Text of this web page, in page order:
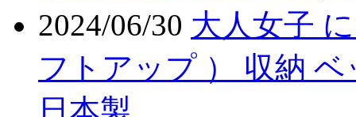
2024/06/30 大人女子
フトアップ ） 収納
日本製